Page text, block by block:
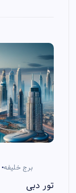
برج خلیفه
تور دبی